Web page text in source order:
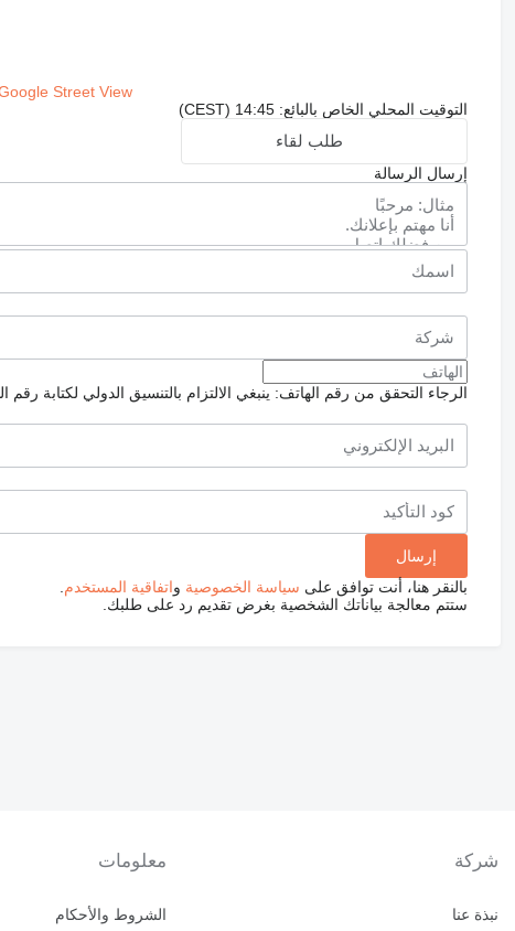
Street View
التوقيت المحلي الخاص بالبائع: 14:45 (CEST)
طلب لقاء
إرسال الرسالة
الرجاء التحقق من رقم الهاتف: ينبغي الالتزام بالتنسيق الدولي لكتابة رقم
بالنقر هنا، أنت توافق على سياسة الخصوصية واتفاقية المستخدم
ستتم معالجة بياناتك الشخصية بغرض تقديم رد على طلبك.
شركة
نبذة عنا
معلومات
الشروط والأحكام